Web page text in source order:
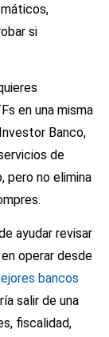
si
en una misma
Banco,
de
pero no elimina
ayudar revisar
operar desde
bancos
salir de una
fiscalidad,